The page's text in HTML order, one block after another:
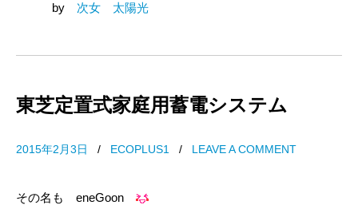
by 次女 太陽光
東芝定置式家庭用蓄電システム
2015年2月3日 / ECOPLUS1 / LEAVE A COMMENT
その名も eneGoon